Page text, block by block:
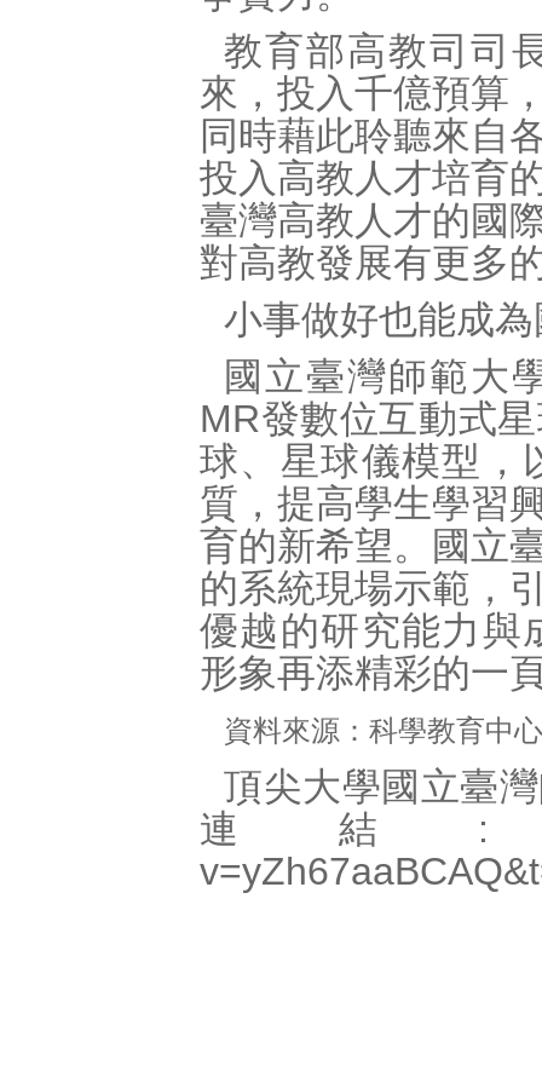
教育部高教司司
來，投入千億預算
同時藉此聆聽來自
投入高教人才培育
臺灣高教人才的國
對高教發展有更多
小事做好也能成
國立臺灣師範大
MR發數位互動式
球、星球儀模型，
質，提高學生學習
育的新希望。國立
的系統現場示範，
優越的研究能力與
形象再添精彩的一
資料來源：科學教育中
頂尖大學國立臺
連